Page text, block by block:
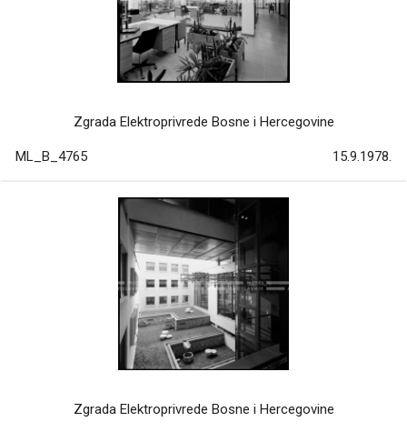
Zgrada Elektroprivrede Bosne i Hercegovine
ML_B_4765 15.9.1978.
Zgrada Elektroprivrede Bosne i Hercegovine